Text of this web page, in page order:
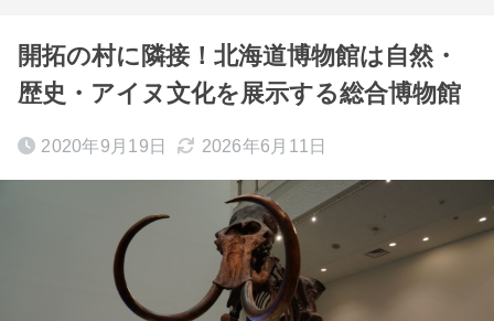
開拓の村に隣接！北海道博物館は自然・
歴史・アイヌ文化を展示する総合博物館
2020年9月19日 2026年6月11日